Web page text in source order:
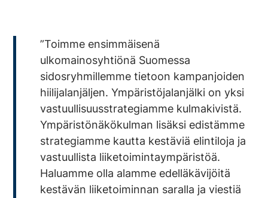
”Toimme ensimmäisenä
ulkomainosyhtiönä Suomessa
sidosryhmillemme tietoon kampanjoiden
hiilijalanjäljen. Ympäristöjalanjälki on yksi
vastuullisuusstrategiamme kulmakivistä.
Ympäristönäkökulman lisäksi edistämme
strategiamme kautta kestäviä elintiloja ja
vastuullista liiketoimintaympäristöä.
Haluamme olla alamme edelläkävijöitä
kestävän liiketoiminnan saralla ja viestiä